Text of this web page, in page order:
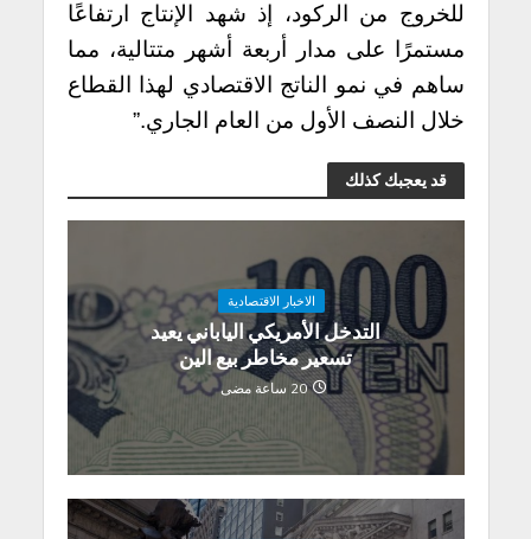
للخروج من الركود، إذ شهد الإنتاج ارتفاعًا
مستمرًا على مدار أربعة أشهر متتالية، مما
ساهم في نمو الناتج الاقتصادي لهذا القطاع
خلال النصف الأول من العام الجاري.”
قد يعجبك كذلك
الاخبار الاقتصادية
التدخل الأمريكي الياباني يعيد
تسعير مخاطر بيع الين
20 ساعة مضى